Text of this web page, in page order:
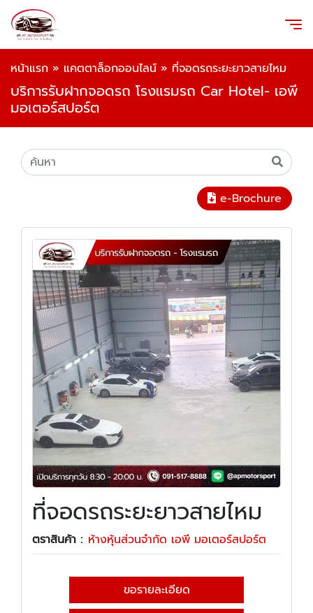
หน้าแรก » แคตตาล็อกออนไลน์ » ที่จอดรถระยะยาวสายไหม
บริการรับฝากจอดรถ โรงแรมรถ Car Hotel- เอพี
มอเตอร์สปอร์ต
e-Brochure
ที่จอดรถระยะยาวสายไหม
ตราสินค้า : ห้างหุ้นส่วนจำกัด เอพี มอเตอร์สปอร์ต
ขอรายละเอียด